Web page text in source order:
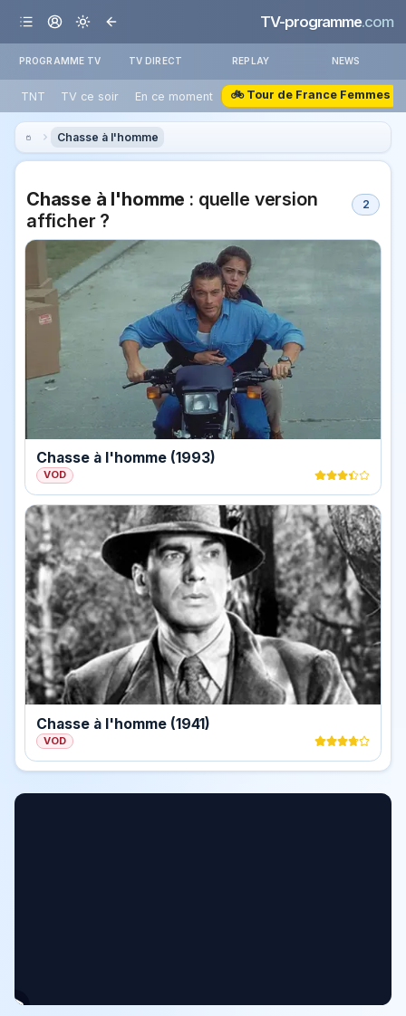
TV-programme.com
PROGRAMME TV TV DIRECT REPLAY NEWS
TNT TV ce soir En ce moment 🚲 Tour de France Femmes
Chasse à l'homme
Chasse à l'homme : quelle version
afficher ?
2
Chasse à l'homme (1993)
VOD
Chasse à l'homme (1941)
VOD